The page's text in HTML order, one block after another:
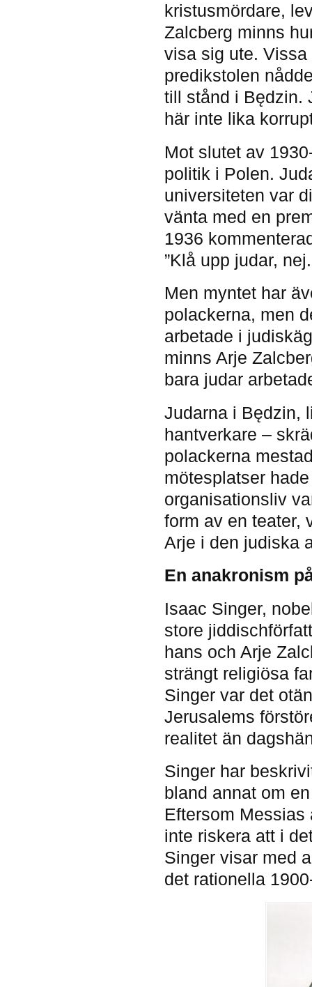
kristusmördare,
Zalcberg minns
visa sig ute.
predikstolen
till stånd i Będzin.
här inte lika
Mot slutet av
politik i Polen.
universiteten var
vänta med en
1936
”Klå upp judar,
Men myntet har
polackerna, men
arbetade i
minns Arje
bara judar
Judarna i Będzin,
hantverkare –
polackerna
mötesplatser
organisationsliv
form av en teater,
Arje i den judiska
En anakronism
Isaac Singer,
store
hans och Arje
strängt religiösa
Singer var det
Jerusalems
realitet än
Singer har
bland annat om
Eftersom
inte riskera att i
Singer visar med
det rationella